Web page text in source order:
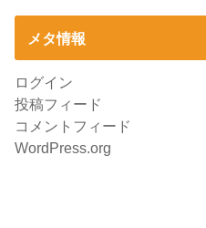
メタ情報
ログイン
投稿フィード
コメントフィード
WordPress.org